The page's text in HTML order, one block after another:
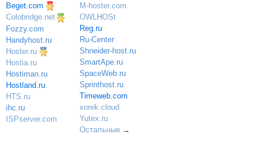
Beget.com
Colobridge.net
Fozzy.com
Handyhost.ru
Hoster.ru
Hostia.ru
Hostiman.ru
Hostland.ru
HTS.ru
ihc.ru
ISPserver.com
M-hoster.com
OWLHOSt
Reg.ru
Ru-Center
Shneider-host.ru
SmartApe.ru
SpaceWeb.ru
Sprinthost.ru
Timeweb.com
xorek.cloud
Yutex.ru
Остальные→